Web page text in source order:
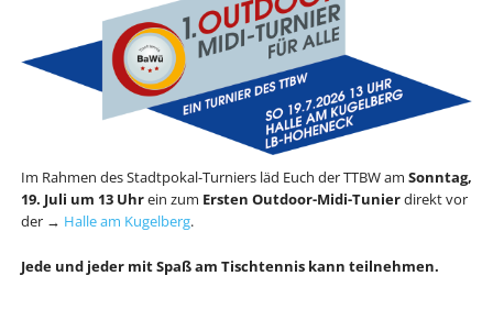
Im Rahmen des Stadtpokal-Turniers läd Euch der TTBW am Sonntag,
19. Juli um 13 Uhrein zum Ersten Outdoor-Midi-Tunierdirekt vor
der → Halle am Kugelberg.
Jede und jeder mit Spaß am Tischtennis kann teilnehmen.